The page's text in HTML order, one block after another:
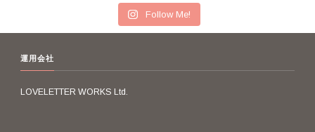
Follow Me!
運用会社
LOVELETTER WORKS Ltd.